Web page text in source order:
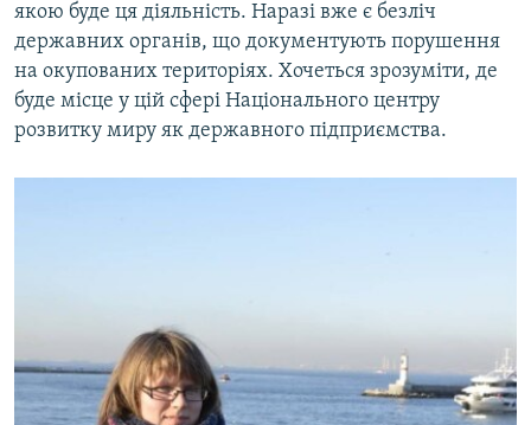
якою буде ця діяльність. Наразі вже є безліч
державних органів, що документують порушення
на окупованих територіях. Хочеться зрозуміти, де
буде місце у цій сфері Національного центру
розвитку миру як державного підприємства.